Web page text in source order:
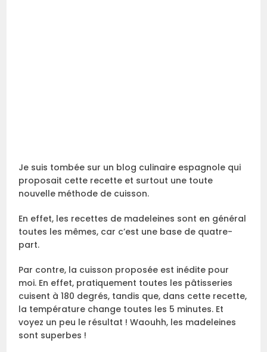
Je suis tombée sur un blog culinaire espagnole qui
proposait cette recette et surtout une toute
nouvelle méthode de cuisson.
En effet, les recettes de madeleines sont en général
toutes les mêmes, car c’est une base de quatre-
part.
Par contre, la cuisson proposée est inédite pour
moi. En effet, pratiquement toutes les pâtisseries
cuisent à 180 degrés, tandis que, dans cette recette,
la température change toutes les 5 minutes. Et
voyez un peu le résultat ! Waouhh, les madeleines
sont superbes !